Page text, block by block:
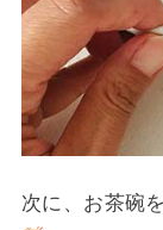
次に、お茶碗